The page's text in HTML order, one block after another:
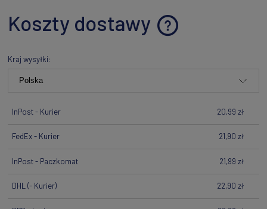
Koszty dostawy
Cena nie zawiera ewentualnych kosztów płatności
Kraj wysyłki:
InPost - Kurier 20,99 zł
FedEx - Kurier 21,90 zł
InPost - Paczkomat 21,99 zł
DHL(- Kurier) 22,90 zł